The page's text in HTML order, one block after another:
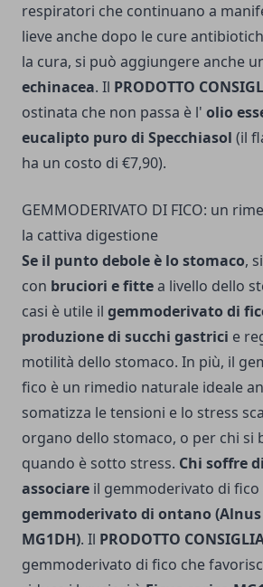
respiratori che continuano a
lieve anche dopo le cure
la cura, si può aggiungere anche
echinacea. Il PRODOTTO
ostinata che non passa è l' olio
eucalipto puro di Specchiasol (il
ha un costo di €7,90).
GEMMODERIVATO DI FICO: un
la cattiva digestione
Se il punto debole è lo stomaco,
con bruciori e fittea livello dello
casi è utile il gemmoderivato di
produzione di succhi gastrici e
motilità dello stomaco. In più, il
fico è un rimedio naturale ideale
somatizza le tensioni e lo stress
organo dello stomaco, o per chi si
quando è sotto stress. Chi soffre
associare il gemmoderivato di fico
gemmoderivato di ontano
MG1DH). Il PRODOTTO
gemmoderivato di fico che